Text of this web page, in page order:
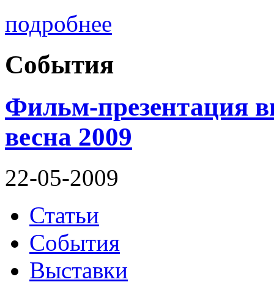
подробнее
События
Фильм-презентация
весна 2009
22-05-2009
Статьи
События
Выставки